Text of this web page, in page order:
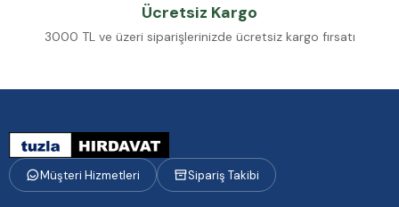
Ücretsiz Kargo
3000 TL ve üzeri siparişlerinizde ücretsiz kargo fırsatı
Müşteri Hizmetleri Sipariş Takibi